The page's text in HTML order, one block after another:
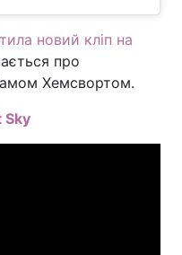
новий кліп на
про
Хемсвортом.
Sky